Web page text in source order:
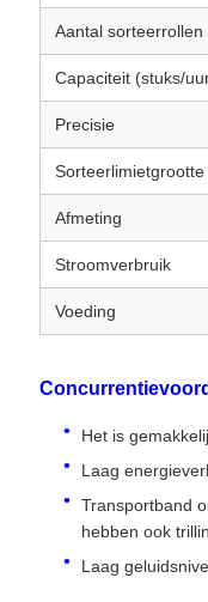
Aantal sorteerrollen
Capaciteit (stuks/
Precisie
Sorteerlimietgrootte
Afmeting
Stroomverbruik
Voeding
Het is
Laag
Transportband
hebben ook
Laag